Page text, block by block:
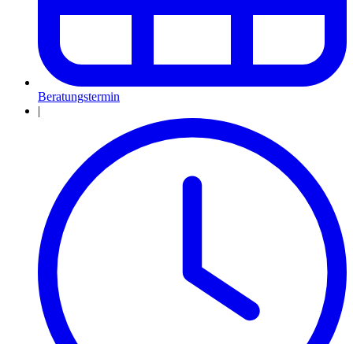
Beratungstermin
|